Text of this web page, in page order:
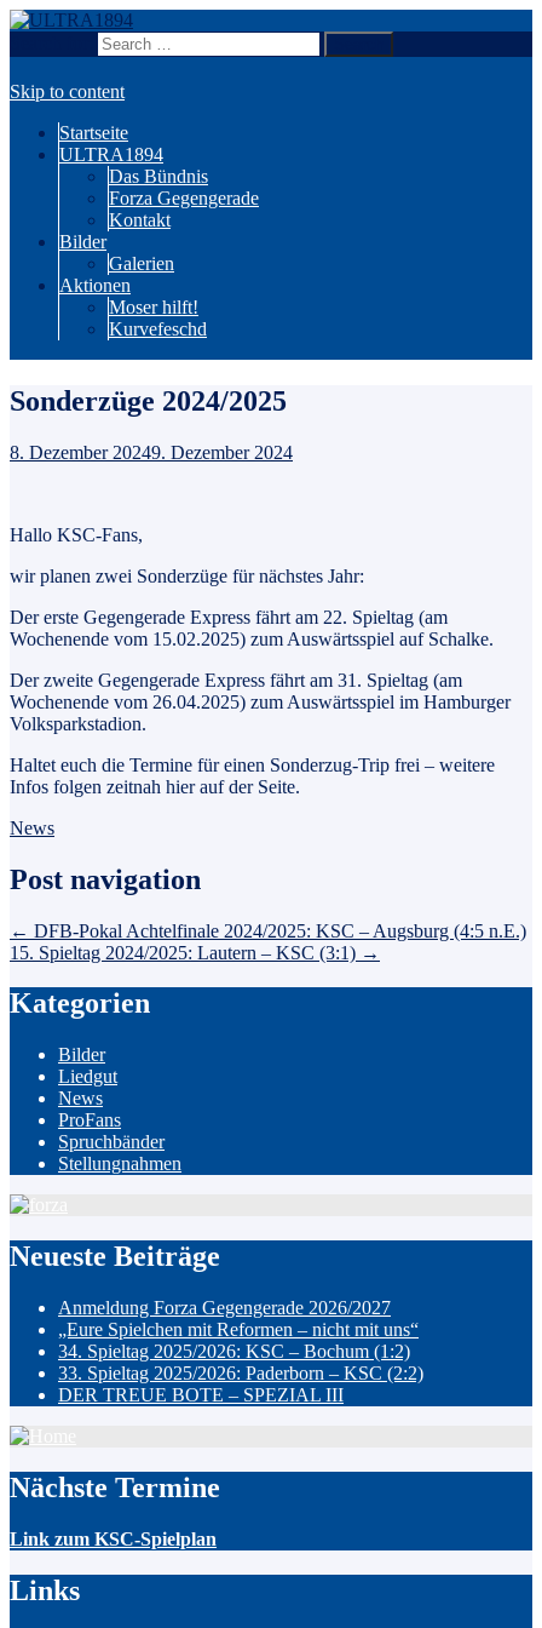
ULTRA1894
Skip to content
Startseite
ULTRA1894
Das Bündnis
Forza Gegengerade
Kontakt
Bilder
Galerien
Aktionen
Moser hilft!
Kurvefeschd
Sonderzüge 2024/2025
8. Dezember 20249. Dezember 2024
Hallo KSC-Fans,
wir planen zwei Sonderzüge für nächstes Jahr:
Der erste Gegengerade Express fährt am 22. Spieltag (am
Wochenende vom 15.02.2025) zum Auswärtsspiel auf Schalke.
Der zweite Gegengerade Express fährt am 31. Spieltag (am
Wochenende vom 26.04.2025) zum Auswärtsspiel im Hamburger
Volksparkstadion.
Haltet euch die Termine für einen Sonderzug-Trip frei – weitere
Infos folgen zeitnah hier auf der Seite.
News
Post navigation
← DFB-Pokal Achtelfinale 2024/2025: KSC – Augsburg (4:5 n.E.)
15. Spieltag 2024/2025: Lautern – KSC (3:1) →
Kategorien
Bilder
Liedgut
News
ProFans
Spruchbänder
Stellungnahmen
Neueste Beiträge
Anmeldung Forza Gegengerade 2026/2027
„Eure Spielchen mit Reformen – nicht mit uns“
34. Spieltag 2025/2026: KSC – Bochum (1:2)
33. Spieltag 2025/2026: Paderborn – KSC (2:2)
DER TREUE BOTE – SPEZIAL III
Nächste Termine
Link zum KSC-Spielplan
Links